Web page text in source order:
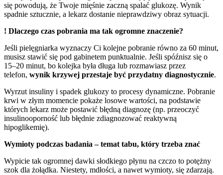
się powodują, że Twoje mięśnie zaczną spalać glukozę. Wynik
spadnie sztucznie, a lekarz dostanie nieprawdziwy obraz sytuacji.
! Dlaczego czas pobrania ma tak ogromne znaczenie?
Jeśli pielęgniarka wyznaczy Ci kolejne pobranie równo za 60 minut,
musisz stawić się pod gabinetem punktualnie. Jeśli spóźnisz się o
15–20 minut, bo kolejka była długa lub rozmawiasz przez
telefon, wynik krzywej przestaje być przydatny diagnostycznie.
Wyrzut insuliny i spadek glukozy to procesy dynamiczne. Pobranie
krwi w złym momencie pokaże losowe wartości, na podstawie
których lekarz może postawić błędną diagnozę (np. przeoczyć
insulinooporność lub błędnie zdiagnozować reaktywną
hipoglikemię).
Wymioty podczas badania – temat tabu, który trzeba znać
Wypicie tak ogromnej dawki słodkiego płynu na czczo to potężny
szok dla żołądka. Niestety, mdłości, a nawet wymioty, się zdarzają.